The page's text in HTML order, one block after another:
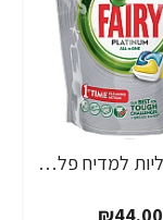
פיירי טבליות למדיח פלטינום הכל באחד 37 יחידות - מבית FAIRY